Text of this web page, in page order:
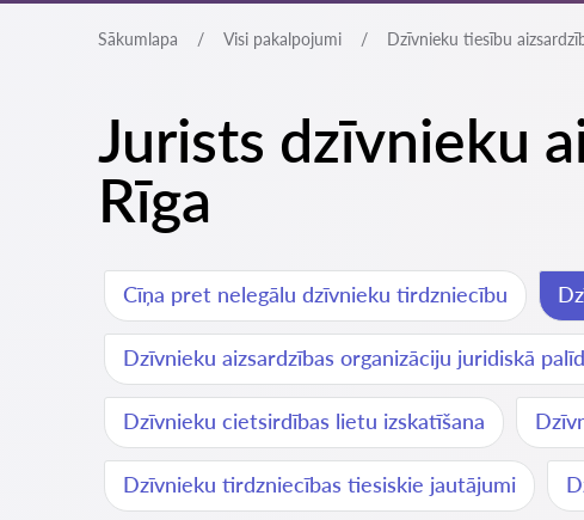
Sākumlapa Visi pakalpojumi Dzīvnieku tiesību
Jurists dzīvnieku
Rīga
Cīņa pret nelegālu dzīvnieku tirdzniecību
Dzīvnieku aizsardzības organizāciju juridiskā
Dzīvnieku cietsirdības lietu izskatīšana
Dzīvnieku tirdzniecības tiesiskie jautājumi